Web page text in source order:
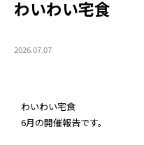
わいわい宅食
2026.07.07
わいわい宅食
6月の開催報告です。